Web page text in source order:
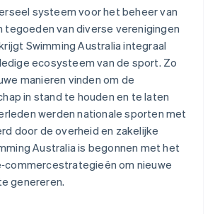
systeem voor het beheer van
tegoeden van diverse verenigingen
Swimming Australia integraal
ecosysteem van de sport. Zo
manieren vinden om de
in stand te houden en te laten
werden nationale sporten met
door de overheid en zakelijke
Australia is begonnen met het
om nieuwe
genereren.